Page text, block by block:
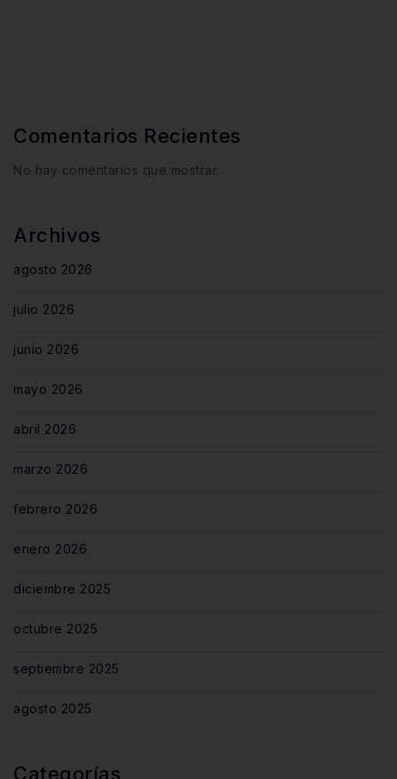
Comentarios Recientes
No hay comentarios que mostrar.
Archivos
agosto 2026
julio 2026
junio 2026
mayo 2026
abril 2026
marzo 2026
febrero 2026
enero 2026
diciembre 2025
octubre 2025
septiembre 2025
agosto 2025
Categorías